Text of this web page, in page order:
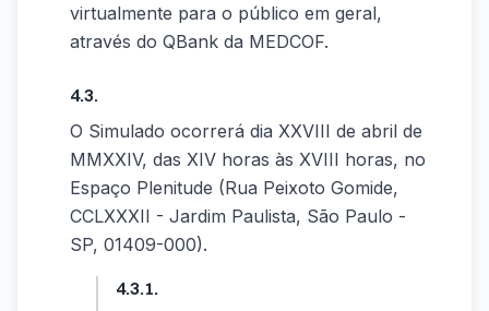
virtualmente para o público em geral,
através do QBank da MEDCOF.
4.3.
O Simulado ocorrerá dia XXVIII de abril de
MMXXIV, das XIV horas às XVIII horas, no
Espaço Plenitude (Rua Peixoto Gomide,
CCLXXXII - Jardim Paulista, São Paulo -
SP, 01409-000).
4.3.1.